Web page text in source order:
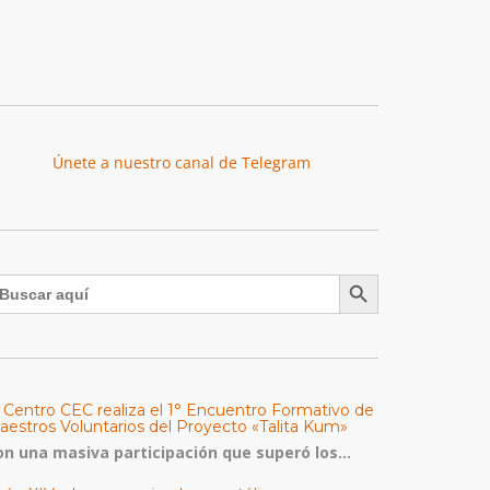
Únete a nuestro canal de Telegram
Botón de búsqueda
Centro CEC realiza el 1° Encuentro Formativo de
Voluntarios del Proyecto «Talita Kum»
una masiva participación que superó los...